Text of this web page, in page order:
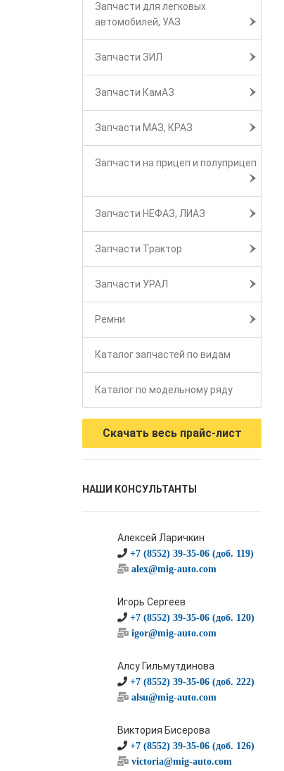
Запчасти для легковых
автомобилей, УАЗ
Запчасти ЗИЛ
Запчасти КамАЗ
Запчасти МАЗ, КРАЗ
Запчасти на прицеп и полуприцеп
Запчасти НЕФАЗ, ЛИАЗ
Запчасти Трактор
Запчасти УРАЛ
Ремни
Каталог запчастей по видам
Каталог по модельному ряду
Скачать весь прайс-лист
НАШИ КОНСУЛЬТАНТЫ
Алексей Ларичкин
+7 (8552) 39-35-06 (доб. 119)
alex@mig-auto.com
Игорь Сергеев
+7 (8552) 39-35-06 (доб. 120)
igor@mig-auto.com
Алсу Гильмутдинова
+7 (8552) 39-35-06 (доб. 222)
alsu@mig-auto.com
Виктория Бисерова
+7 (8552) 39-35-06 (доб. 126)
victoria@mig-auto.com